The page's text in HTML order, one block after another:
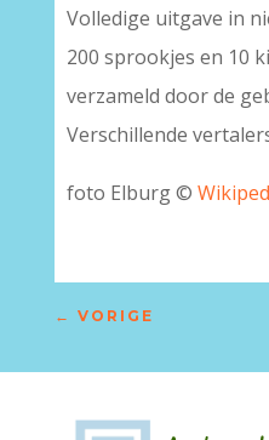
Volledige uitgave in
200 sprookjes en 10
verzameld door de
Verschillende
foto Elburg ©
← VORIGE